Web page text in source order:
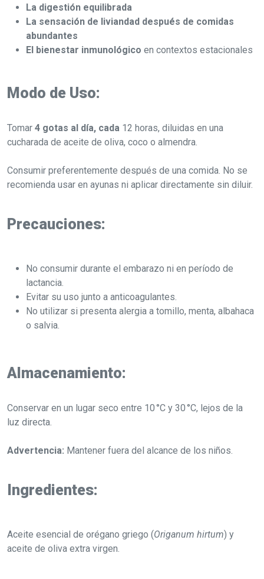
La digestión equilibrada
La sensación de liviandad después de comidas
abundantes
El bienestar inmunológico en contextos estacionales
Modo de Uso:
Tomar 4 gotas al día, cada 12 horas, diluidas en una
cucharada de aceite de oliva, coco o almendra.
Consumir preferentemente después de una comida. No se
recomienda usar en ayunas ni aplicar directamente sin diluir.
Precauciones:
No consumir durante el embarazo ni en período de
lactancia.
Evitar su uso junto a anticoagulantes.
No utilizar si presenta alergia a tomillo, menta, albahaca
o salvia.
Almacenamiento:
Conservar en un lugar seco entre 10 °C y 30 °C, lejos de la
luz directa.
Advertencia: Mantener fuera del alcance de los niños.
Ingredientes:
Aceite esencial de orégano griego (Origanum hirtum) y
aceite de oliva extra virgen.